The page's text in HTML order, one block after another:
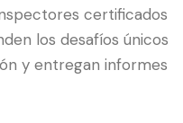
certificados
los desafíos únicos
y entregan informes